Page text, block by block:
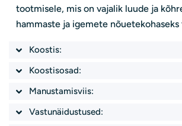
tootmisele, mis on vajalik luude ja
hammaste ja igemete
Koostis:
Koostisosad:
Manustamisviis:
Vastunäidustused: